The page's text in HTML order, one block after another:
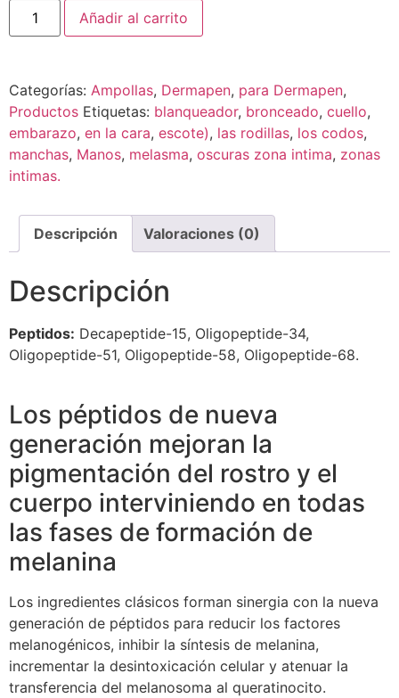
Añadir al carrito
Categorías: Ampollas, Dermapen, para Dermapen,
Productos Etiquetas: blanqueador, bronceado, cuello,
embarazo, en la cara, escote), las rodillas, los codos,
manchas, Manos, melasma, oscuras zona intima, zonas
intimas.
Descripción Valoraciones (0)
Descripción
Peptidos: Decapeptide-15, Oligopeptide-34,
Oligopeptide-51, Oligopeptide-58, Oligopeptide-68.
Los péptidos de nueva
generación mejoran la
pigmentación del rostro y el
cuerpo interviniendo en todas
las fases de formación de
melanina
Los ingredientes clásicos forman sinergia con la nueva
generación de péptidos para reducir los factores
melanogénicos, inhibir la síntesis de melanina,
incrementar la desintoxicación celular y atenuar la
transferencia del melanosoma al queratinocito.